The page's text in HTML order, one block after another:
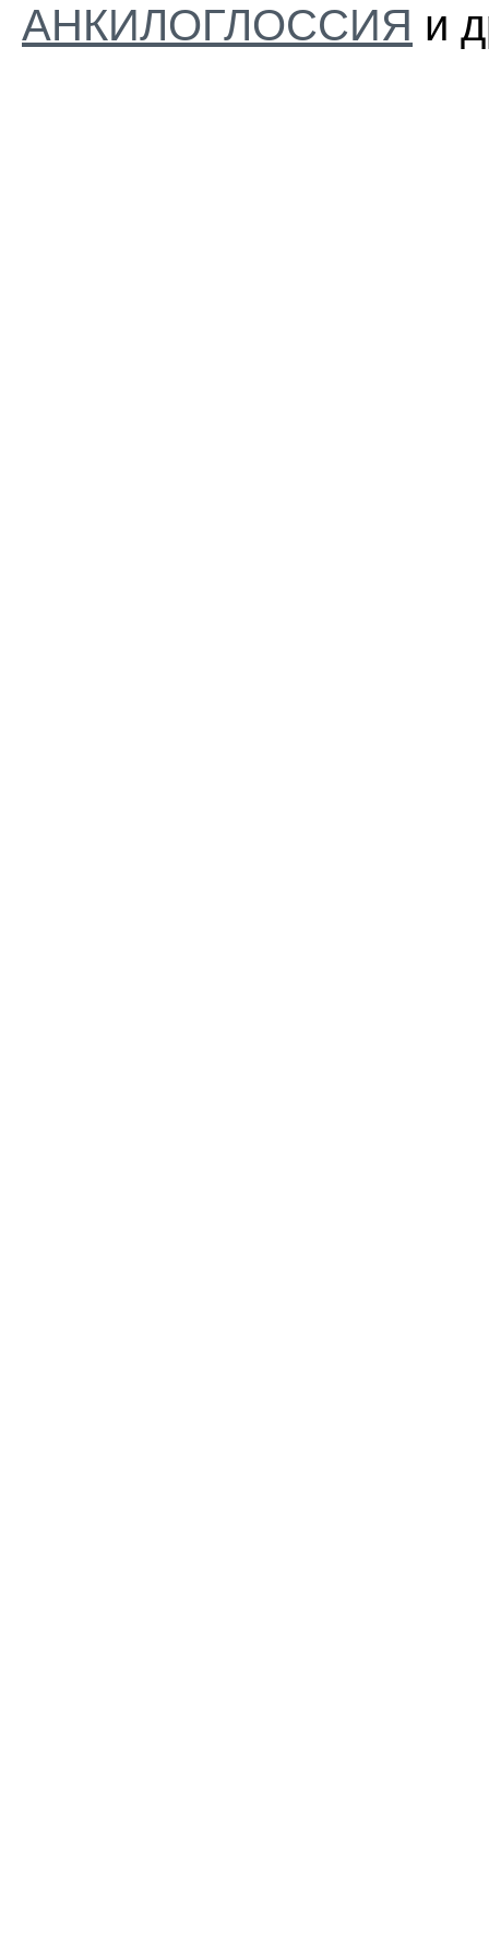
АНКИЛОГЛОССИЯ и